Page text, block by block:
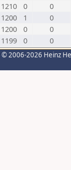
1210 0
0
1200 1
0
1200 0
0
1199 0 0
© 2006-2026 Heinz